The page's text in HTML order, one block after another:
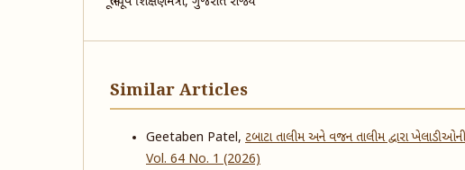
Similar Articles
Geetaben Patel, ટબાટા તાલીમ અને વજન તાલીમ દ્વારા
Vol. 64 No. 1 (2026)